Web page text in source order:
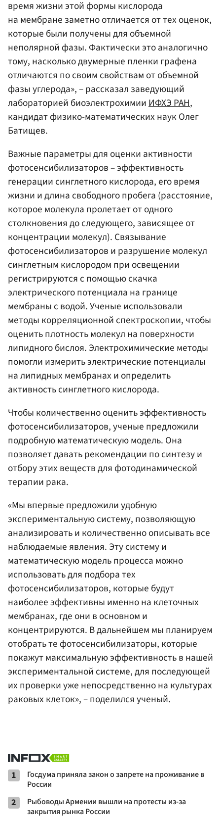
время жизни этой формы кислорода
на мембране заметно отличается от тех оценок,
которые были получены для объемной
неполярной фазы. Фактически это аналогично
тому, насколько двумерные пленки графена
отличаются по своим свойствам от объемной
фазы углерода», – рассказал заведующий
лабораторией биоэлектрохимииИФХЭ РАН,
кандидат физико-математических наук Олег
Батищев.
Важные параметры для оценки активности
фотосенсибилизаторов – эффективность
генерации синглетного кислорода, его время
жизни и длина свободного пробега (расстояние,
которое молекула пролетает от одного
столкновения до следующего, зависящее от
концентрации молекул). Связывание
фотосенсибилизаторов и разрушение молекул
синглетным кислородом при освещении
регистрируются с помощью скачка
электрического потенциала на границе
мембраны с водой. Ученые использовали
методы корреляционной спектроскопии, чтобы
оценить плотность молекул на поверхности
липидного бислоя. Электрохимические методы
помогли измерить электрические потенциалы
на липидных мембранах и определить
активность синглетного кислорода.
Чтобы количественно оценить эффективность
фотосенсибилизаторов, ученые предложили
подробную математическую модель. Она
позволяет давать рекомендации по синтезу и
отбору этих веществ для фотодинамической
терапии рака.
«Мы впервые предложили удобную
экспериментальную систему, позволяющую
анализировать и количественно описывать все
наблюдаемые явления. Эту систему и
математическую модель процесса можно
использовать для подбора тех
фотосенсибилизаторов, которые будут
наиболее эффективны именно на клеточных
мембранах, где они в основном и
концентрируются. В дальнейшем мы планируем
отобрать те фотосенсибилизаторы, которые
покажут максимальную эффективность в нашей
экспериментальной системе, для последующей
их проверки уже непосредственно на культурах
раковых клеток», – поделился ученый.
1
Госдума приняла закон о запрете на проживание в
России
2
Рыбоводы Армении вышли на протесты из-за
закрытия рынка России